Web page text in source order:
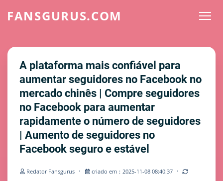
FANSGURUS.COM
A plataforma mais confiável para
aumentar seguidores no Facebook no
mercado chinês | Compre seguidores
no Facebook para aumentar
rapidamente o número de seguidores
| Aumento de seguidores no
Facebook seguro e estável
Redator Fansgurus · criado em：2025-11-08 08:40:37 ·